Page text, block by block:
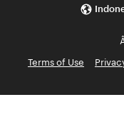
Terms of Use